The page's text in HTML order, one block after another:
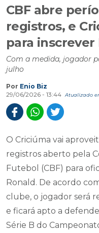
CBF abre
registros, e
para inscrever
Com a medida, jogador
julho
Por Enio Biz
29/06/2026 - 13:44
Atualizado
O Criciúma vai
registros aberto pela
Futebol (CBF) para
Ronald. De acordo
clube, o jogador será
e ficará apto a
Série B do